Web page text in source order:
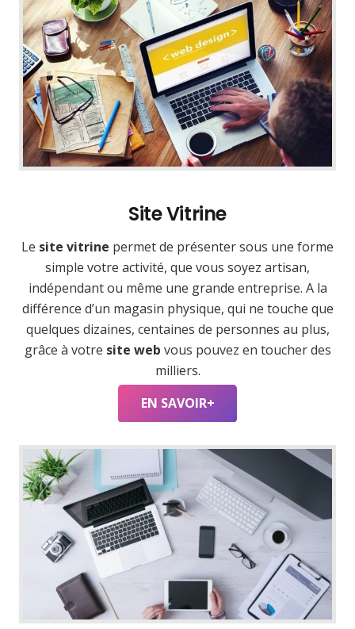
Site Vitrine
Le site vitrine permet de présenter sous une forme
simple votre activité, que vous soyez artisan,
indépendant ou même une grande entreprise. A la
différence d’un magasin physique, qui ne touche que
quelques dizaines, centaines de personnes au plus,
grâce à votre site web vous pouvez en toucher des
milliers.
EN SAVOIR+